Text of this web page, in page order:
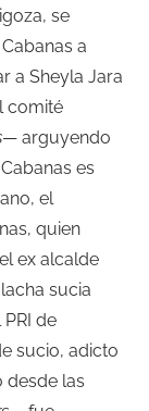
se
a
a Sheyla Jara
comité
— arguyendo
es
el
quien
ex alcalde
sucia
de
sucio, adicto
desde las